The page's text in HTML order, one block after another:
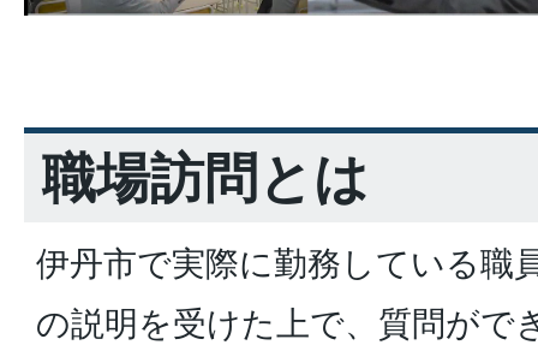
職場訪問とは
伊丹市で実際に勤務している職
の説明を受けた上で、質問がで